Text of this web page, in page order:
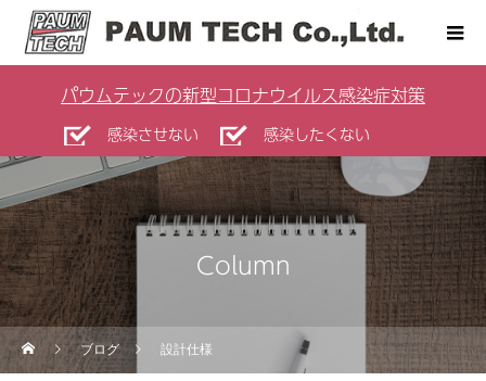
パウムテックの新型コロナウイルス感染症対策
感染させない 感染したくない
Column
ブログ 設計仕様